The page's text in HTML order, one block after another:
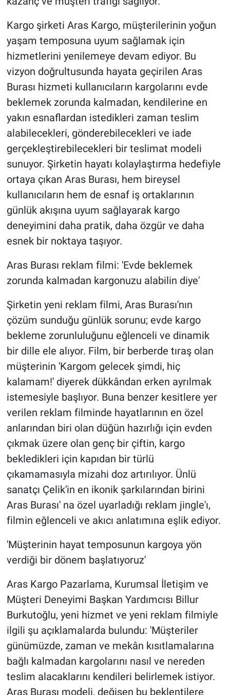
Kargo şirketi Aras Kargo, müşterilerinin yoğun
yaşam temposuna uyum sağlamak için
hizmetlerini yenilemeye devam ediyor. Bu
vizyon doğrultusunda hayata geçirilen Aras
Burası hizmeti kullanıcıların kargolarını evde
beklemek zorunda kalmadan, kendilerine en
yakın esnaflardan istedikleri zaman teslim
alabilecekleri, gönderebilecekleri ve iade
gerçekleştirebilecekleri bir teslimat modeli
sunuyor. Şirketin hayatı kolaylaştırma hedefiyle
ortaya çıkan Aras Burası, hem bireysel
kullanıcıların hem de esnaf iş ortaklarının
günlük akışına uyum sağlayarak kargo
deneyimini daha pratik, daha özgür ve daha
esnek bir noktaya taşıyor.
Aras Burası reklam filmi: 'Evde beklemek
zorunda kalmadan kargonuzu alabilin diye'
Şirketin yeni reklam filmi, Aras Burası'nın
çözüm sunduğu günlük sorunu; evde kargo
bekleme zorunluluğunu eğlenceli ve dinamik
bir dille ele alıyor. Film, bir berberde tıraş olan
müşterinin 'Kargom gelecek şimdi, hiç
kalamam!' diyerek dükkândan erken ayrılmak
istemesiyle başlıyor. Buna benzer kesitlere yer
verilen reklam filminde hayatlarının en özel
anlarından biri olan düğün hazırlığı için evden
çıkmak üzere olan genç bir çiftin, kargo
bekledikleri için kapıdan bir türlü
çıkamamasıyla mizahi doz artırılıyor. Ünlü
sanatçı Çelik'in en ikonik şarkılarından birini
Aras Burası' na özel uyarladığı reklam jingle'ı,
filmin eğlenceli ve akıcı anlatımına eşlik ediyor.
'Müşterinin hayat temposunun kargoya yön
verdiği bir dönem başlatıyoruz'
Aras Kargo Pazarlama, Kurumsal İletişim ve
Müşteri Deneyimi Başkan Yardımcısı Billur
Burkutoğlu, yeni hizmet ve yeni reklam filmiyle
ilgili şu açıklamalarda bulundu: 'Müşteriler
günümüzde, zaman ve mekân kısıtlamalarına
bağlı kalmadan kargolarını nasıl ve nereden
teslim alacaklarını kendileri belirlemek istiyor.
Aras Burası modeli, değişen bu beklentilere